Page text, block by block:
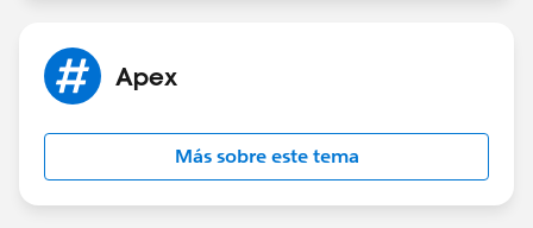
Apex
Más sobre este tema